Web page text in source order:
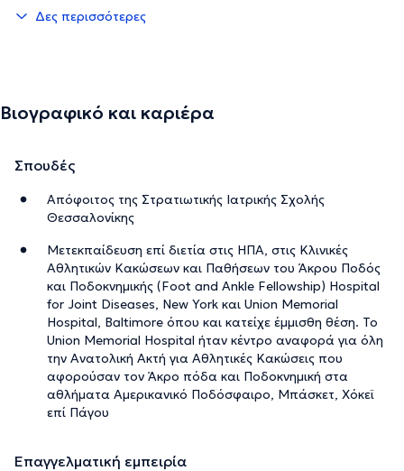
Δες περισσότερες
Βιογραφικό και καριέρα
Σπουδές
Απόφοιτος της Στρατιωτικής Ιατρικής Σχολής
Θεσσαλονίκης
Μετεκπαίδευση επί διετία στις ΗΠΑ, στις Κλινικές
Αθλητικών Κακώσεων και Παθήσεων του Άκρου Ποδός
και Ποδοκνημικής (Foot and Ankle Fellowship) Hospital
for Joint Diseases, New York και Union Memorial
Hospital, Baltimore όπου και κατείχε έμμισθη θέση. Το
Union Memorial Hospital ήταν κέντρο αναφορά για όλη
την Ανατολική Ακτή για Αθλητικές Κακώσεις που
αφορούσαν τον Άκρο πόδα και Ποδοκνημική στα
αθλήματα Αμερικανικό Ποδόσφαιρο, Μπάσκετ, Χόκεϊ
επί Πάγου
Επαγγελματική εμπειρία